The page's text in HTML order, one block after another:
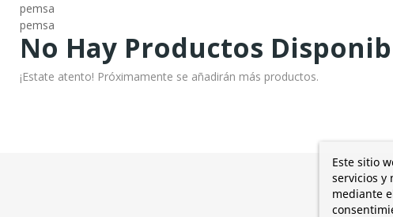
pemsa
pemsa
No Hay Productos
¡Estate atento! Próximamente se añadirán más productos.
Este sitio
servicios y
mediante